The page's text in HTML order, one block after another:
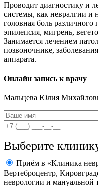
Проводит диагностику и
системы, как невралгии и
головная боль различного
эпилепсия, мигрень,
Занимается лечением
позвоночнике,
аппарата.
Онлайн запись к врачу
Мальцева Юлия
Выберите
Приём в «Клиника
Вертеброцентр,
неврологии и мануальной